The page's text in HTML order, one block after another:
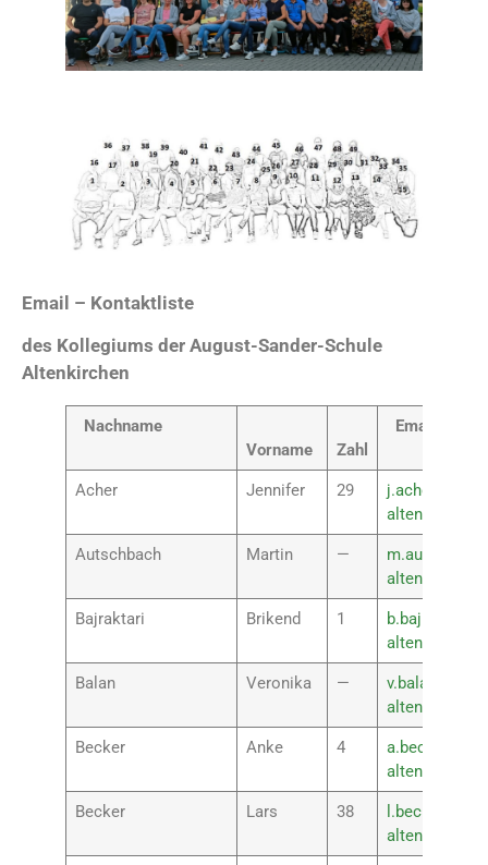
Email – Kontaktliste
des Kollegiums der August-Sander-Schule
Altenkirchen
Nachname
Vorname
Zahl
Email
Acher Jennifer 29
Autschbach Martin —
Bajraktari Brikend 1
Balan Veronika —
Becker Anke 4
Becker Lars 38